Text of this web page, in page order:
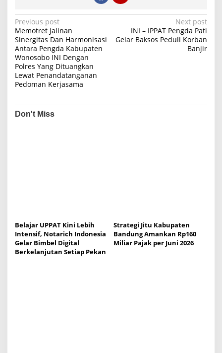
P
o
s
t
n
v
i
Previous post
Memotret Jalinan
Sinergitas Dan Harmonisasi
Antara Pengda Kabupaten
Wonosobo INI Dengan
Polres Yang Dituangkan
Lewat Penandatanganan
Pedoman Kerjasama
Next post
INI – IPPAT Pengda Pati
Gelar Baksos Peduli Korban
Banjir
Don't Miss
Belajar UPPAT Kini Lebih
Intensif, Notarich Indonesia
Gelar Bimbel Digital
Berkelanjutan Setiap Pekan
Strategi Jitu Kabupaten
Bandung Amankan Rp160
Miliar Pajak per Juni 2026